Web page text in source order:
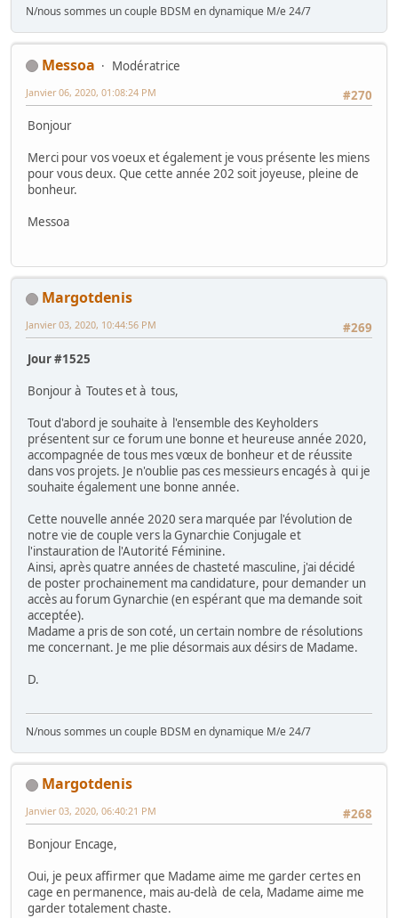
N/nous sommes un couple BDSM en dynamique M/e 24/7
Messoa
Modératrice
#270
Janvier 06, 2020, 01:08:24 PM
Bonjour
Merci pour vos voeux et également je vous présente les miens
pour vous deux. Que cette année 202 soit joyeuse, pleine de
bonheur.
Messoa
Margotdenis
#269
Janvier 03, 2020, 10:44:56 PM
Jour #1525
Bonjour à Toutes et à tous,
Tout d'abord je souhaite à l'ensemble des Keyholders
présentent sur ce forum une bonne et heureuse année 2020,
accompagnée de tous mes vœux de bonheur et de réussite
dans vos projets. Je n'oublie pas ces messieurs encagés à qui je
souhaite également une bonne année.
Cette nouvelle année 2020 sera marquée par l'évolution de
notre vie de couple vers la Gynarchie Conjugale et
l'instauration de l'Autorité Féminine.
Ainsi, après quatre années de chasteté masculine, j'ai décidé
de poster prochainement ma candidature, pour demander un
accès au forum Gynarchie (en espérant que ma demande soit
acceptée).
Madame a pris de son coté, un certain nombre de résolutions
me concernant. Je me plie désormais aux désirs de Madame.
D.
N/nous sommes un couple BDSM en dynamique M/e 24/7
Margotdenis
#268
Janvier 03, 2020, 06:40:21 PM
Bonjour Encage,
Oui, je peux affirmer que Madame aime me garder certes en
cage en permanence, mais au-delà de cela, Madame aime me
garder totalement chaste.